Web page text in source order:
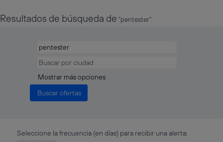
Resultados de búsqueda de "pentester".
Mostrar más opciones
Seleccione la frecuencia (en días) para recibir una alerta: